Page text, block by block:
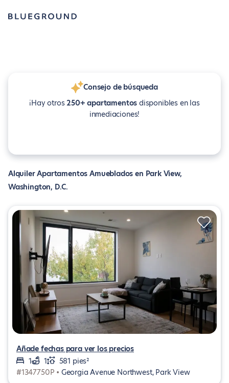
Consejo de búsqueda
¡Hay otros250+ apartamentos disponibles en las
inmediaciones!
Alquiler Apartamentos Amueblados en Park View,
Washington, D.C.
Añade fechas para ver los precios
1
1
581 pies²
#1347750P • Georgia Avenue Northwest, Park View